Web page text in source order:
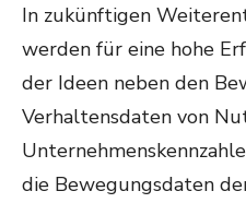
In zukünftigen
werden für eine hohe
der Ideen neben den
Verhaltensdaten von
die Bewegungsdaten